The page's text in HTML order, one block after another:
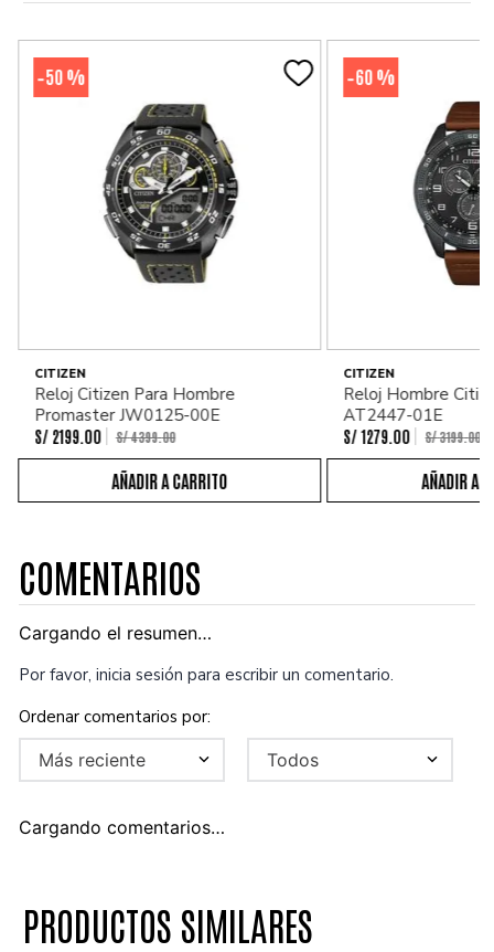
-50 %
CITIZEN
Reloj Citizen Para Hombre
Promaster JW0125-00E
S/ 2199. 00 S/4399.00
-60 %
CITIZEN
Reloj Hombre
AT2447-01E
S/ 1279 00 S/3199.00
COMENTARIOS
Cargando el resumen…
Por favor, inicia sesión para escribir un comentario.
Más reciente Todos
Cargando comentarios…
PRODUCTOS SIMILARES